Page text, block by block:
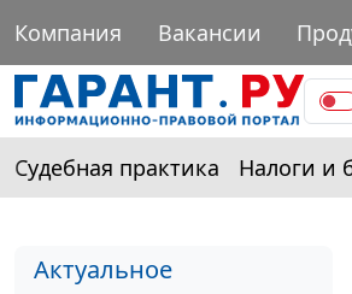
Компания Вакансии
Судебная практика Налоги и
Актуальное